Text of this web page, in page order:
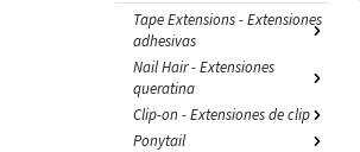
Tape Extensions - Extensiones
adhesivas
Nail Hair - Extensiones
queratina
Clip-on - Extensiones de clip
Ponytail